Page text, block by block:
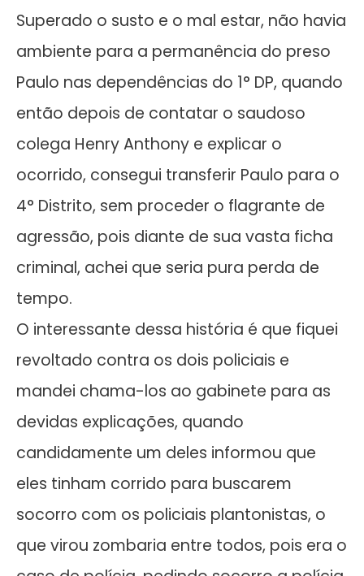
Superado o susto e o mal estar, não havia
ambiente para a permanência do preso
Paulo nas dependências do 1° DP, quando
então depois de contatar o saudoso
colega Henry Anthony e explicar o
ocorrido, consegui transferir Paulo para o
4° Distrito, sem proceder o flagrante de
agressão, pois diante de sua vasta ficha
criminal, achei que seria pura perda de
tempo.
O interessante dessa história é que fiquei
revoltado contra os dois policiais e
mandei chama-los ao gabinete para as
devidas explicações, quando
candidamente um deles informou que
eles tinham corrido para buscarem
socorro com os policiais plantonistas, o
que virou zombaria entre todos, pois era o